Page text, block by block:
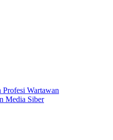
Profesi Wartawan
Media Siber